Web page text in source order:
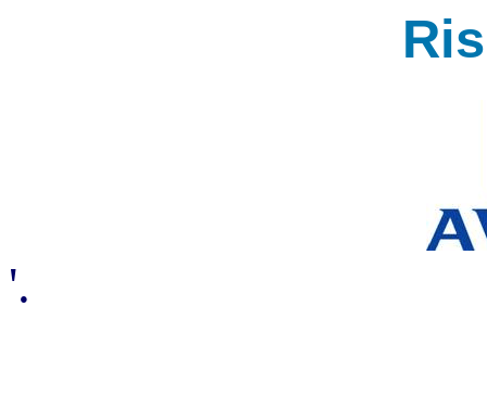
'.